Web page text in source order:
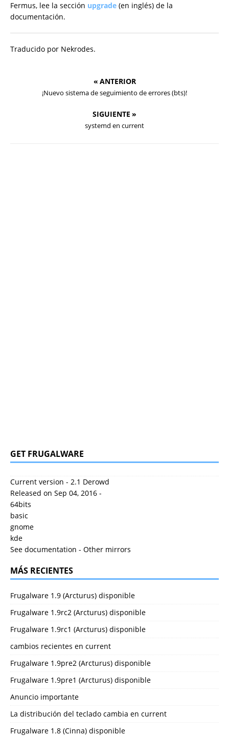
Fermus, lee la sección upgrade (en inglés) de la
documentación.
Traducido por Nekrodes.
« ANTERIOR
¡Nuevo sistema de seguimiento de errores (bts)!
SIGUIENTE »
systemd en current
GET FRUGALWARE
Current version - 2.1 Derowd
Released on Sep 04, 2016 -
64bits
basic
gnome
kde
See documentation - Other mirrors
MÁS RECIENTES
Frugalware 1.9 (Arcturus) disponible
Frugalware 1.9rc2 (Arcturus) disponible
Frugalware 1.9rc1 (Arcturus) disponible
cambios recientes en current
Frugalware 1.9pre2 (Arcturus) disponible
Frugalware 1.9pre1 (Arcturus) disponible
Anuncio importante
La distribución del teclado cambia en current
Frugalware 1.8 (Cinna) disponible